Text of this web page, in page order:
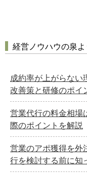
経営ノウハウの泉
成約率が上がらな
改善策と研修のポイ
営業代行の料金相場
際のポイントを解説
営業のアポ獲得を外
行を検討する前に知